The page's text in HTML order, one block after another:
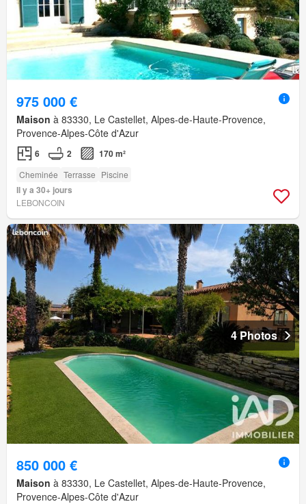
975 000 €
Maison à 83330, Le Castellet, Alpes-de-Haute-Provence,
Provence-Alpes-Côte d'Azur
6 2 170 m²
Cheminée Terrasse Piscine
Il y a 30+ jours
LEBONCOIN
4 Photos
850 000 €
Maison à 83330, Le Castellet, Alpes-de-Haute-Provence,
Provence-Alpes-Côte d'Azur